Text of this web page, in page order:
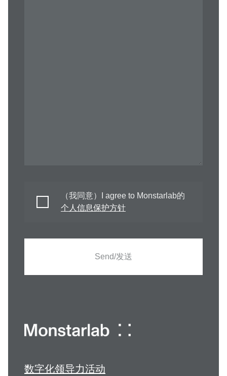
（我同意）I agree to Monstarlab的
个人信息保护方针
Send/发送
数字化领导力活动